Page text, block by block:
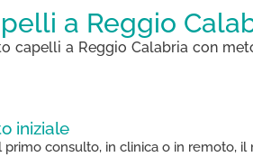
a Reggio
capelli a Reggio Calabria con
iniziale
primo consulto, in clinica o in remoto,